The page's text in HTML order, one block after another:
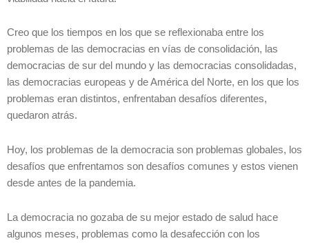
Creo que los tiempos en los que se reflexionaba entre los
problemas de las democracias en vías de consolidación, las
democracias de sur del mundo y las democracias consolidadas,
las democracias europeas y de América del Norte, en los que los
problemas eran distintos, enfrentaban desafíos diferentes,
quedaron atrás.
Hoy, los problemas de la democracia son problemas globales, los
desafíos que enfrentamos son desafíos comunes y estos vienen
desde antes de la pandemia.
La democracia no gozaba de su mejor estado de salud hace
algunos meses, problemas como la desafección con los